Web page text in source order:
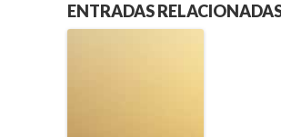
ENTRADAS